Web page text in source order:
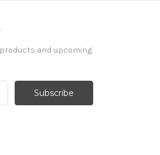
and upcoming